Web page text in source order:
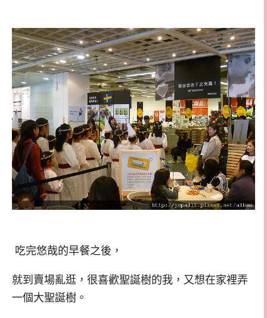
吃完悠哉的早餐之後，
就到賣場亂逛，很喜歡聖誕樹的我，又想在家裡弄
一個大聖誕樹。